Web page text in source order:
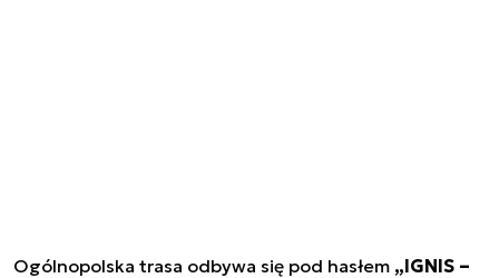
Ogólnopolska trasa odbywa się pod hasłem „IGNIS –